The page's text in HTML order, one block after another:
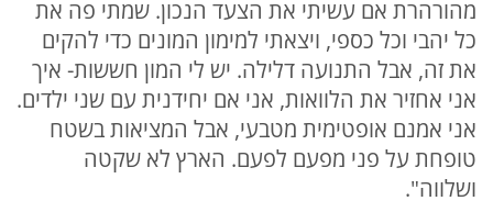
מהורהרת אם עשיתי את הצעד הנכון. שמתי פה את
כל יהבי וכל כספי, ויצאתי למימון המונים כדי להקים
את זה, אבל התנועה דלילה. יש לי המון חששות- איך
אני אחזיר את הלוואות, אני אם יחידנית עם שני ילדים.
אני אמנם אופטימית מטבעי, אבל המציאות בשטח
טופחת על פני מפעם לפעם. הארץ לא שקטה
ושלווה".